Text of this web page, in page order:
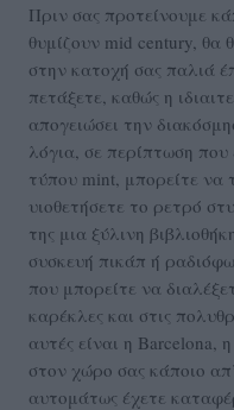
Πριν σας προτείνουμε
θυμίζουν mid century, θα
στην κατοχή σας παλιά
πετάξετε, καθώς η
απογειώσει την
λόγια, σε περίπτωση
τύπου mint, μπορείτε να
υιοθετήσετε το ρετρό
της μια ξύλινη
συσκευή πικάπ ή
που μπορείτε να
καρέκλες και στις
αυτές είναι η Barcelona,
στον χώρο σας κάποιο
αυτομάτως έχετε